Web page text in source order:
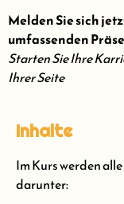
Melden Sie sich
umfassenden
Starten Sie Ihre
Ihrer Seite
Inhalte
Im Kurs werden
darunter: